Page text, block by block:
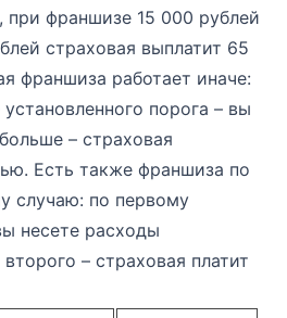
франшизе 15 000 рублей
страховая выплатит 65
франшиза работает иначе:
порога – вы
– страховая
Есть также франшиза по
случаю: по первому
несете расходы
– страховая платит